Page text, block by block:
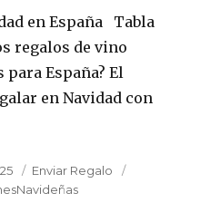
en España Tabla
regalos de vino
España? El
en Navidad con
Category
Enviar Regalo